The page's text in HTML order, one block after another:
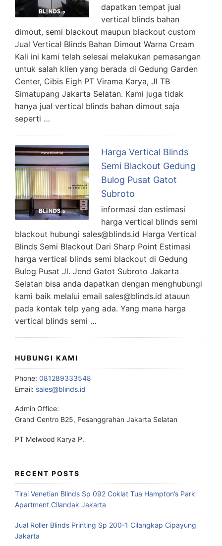
dapatkan tempat jual
vertical blinds bahan
dimout, semi blackout maupun blackout custom
Jual Vertical Blinds Bahan Dimout Warna Cream
Kali ini kami telah selesai melakukan pemasangan
untuk salah klien yang berada di Gedung Garden
Center, Cibis Eigh PT Virama Karya, Jl TB
Simatupang Jakarta Selatan. Kami juga tidak
hanya jual vertical blinds bahan dimout saja
seperti …
Harga Vertical Blinds
Semi Blackout Gedung
Bulog Pusat Gatot
Subroto
informasi dan estimasi
harga vertical blinds semi
blackout hubungi sales@blinds.id Harga Vertical
Blinds Semi Blackout Dari Sharp Point Estimasi
harga vertical blinds semi blackout di Gedung
Bulog Pusat Jl. Jend Gatot Subroto Jakarta
Selatan bisa anda dapatkan dengan menghubungi
kami baik melalui email sales@blinds.id atauun
pada kontak telp yang ada. Yang mana harga
vertical blinds semi …
HUBUNGI KAMI
Phone: 081289333548
Email: sales@blinds.id
Admin Office:
Grand Centro B25, Pesanggrahan Jakarta Selatan
PT Melwood Karya P.
RECENT POSTS
Tirai Venetian Blinds Sp 092 Coklat Tua Hampton’s Park
Apartment Cilandak Jakarta
Jual Roller Blinds Printing Sp 200-1 Cilangkap Cipayung
Jakarta